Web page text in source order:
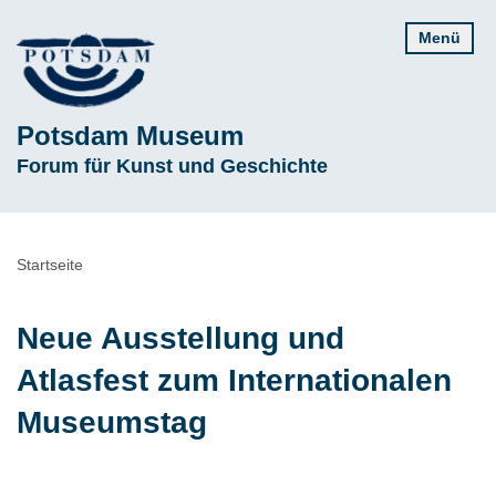
zum
Inhalt
Potsdam Museum
Subline
Forum für Kunst und Geschichte
Menü
Pfadnavigation
Startseite
Neue Ausstellung und
Atlasfest zum Internationalen
Museumstag